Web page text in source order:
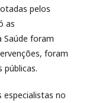
pelos
as
Saúde foram
foram
especialistas no